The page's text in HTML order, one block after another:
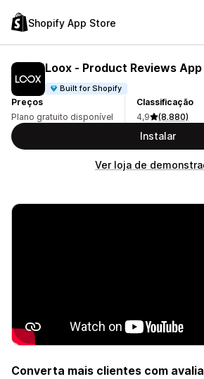
Shopify App Store
Loox ‑ Product Reviews App
Built for Shopify
Preços
Plano gratuito disponível
Classificação
4,9
(8.880)
Instalar
Ver loja de
Converta mais clientes com